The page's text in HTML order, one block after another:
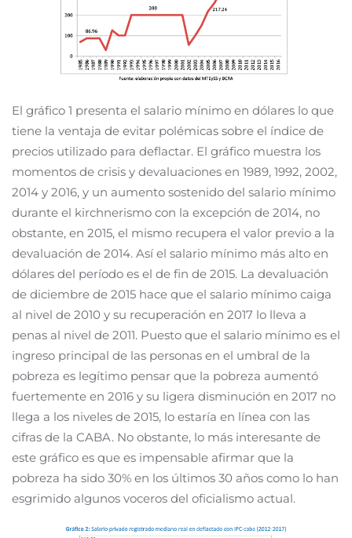
El gráfico 1 presenta el salario mínimo en dólares lo que
tiene la ventaja de evitar polémicas sobre el índice de
precios utilizado para deflactar. El gráfico muestra los
momentos de crisis y devaluaciones en 1989, 1992, 2002,
2014 y 2016, y un aumento sostenido del salario mínimo
durante el kirchnerismo con la excepción de 2014, no
obstante, en 2015, el mismo recupera el valor previo a la
devaluación de 2014. Así el salario mínimo más alto en
dólares del período es el de fin de 2015. La devaluación
de diciembre de 2015 hace que el salario mínimo caiga
al nivel de 2010 y su recuperación en 2017 lo lleva a
penas al nivel de 2011. Puesto que el salario mínimo es el
ingreso principal de las personas en el umbral de la
pobreza es legítimo pensar que la pobreza aumentó
fuertemente en 2016 y su ligera disminución en 2017 no
llega a los niveles de 2015, lo estaría en línea con las
cifras de la CABA. No obstante, lo más interesante de
este gráfico es que es impensable afirmar que la
pobreza ha sido 30% en los últimos 30 años como lo han
esgrimido algunos voceros del oficialismo actual.